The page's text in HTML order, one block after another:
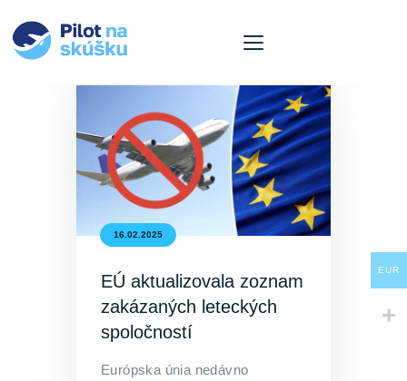
O nás
Ponuka letov
Naše lietadla
Pre firmy
Aktuality
Kontakt
Košík
Jazyk
16.02.2025
EÚ aktualizovala zoznam
zakázaných leteckých
spoločností
Európska únia nedávno
EUR